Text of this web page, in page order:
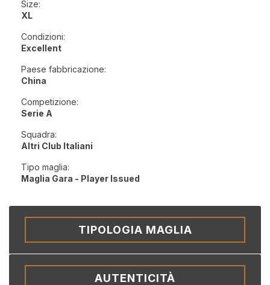
Size:
XL
Condizioni:
Excellent
Paese fabbricazione:
China
Competizione:
Serie A
Squadra:
Altri Club Italiani
Tipo maglia:
Maglia Gara - Player Issued
TIPOLOGIA MAGLIA
AUTENTICITÀ